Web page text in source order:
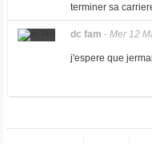
terminer sa
dc fam - Mer 12
j'espere que